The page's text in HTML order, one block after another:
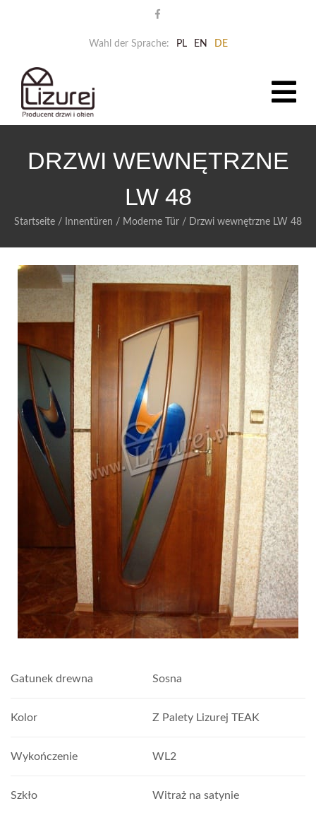
Wahl der Sprache: PL EN DE
DRZWI WEWNĘTRZNE
LW 48
Startseite / Innentüren / Moderne Tür / Drzwi wewnętrzne LW 48
Gatunek drewna Sosna
Kolor Z Palety Lizurej TEAK
Wykończenie WL2
Szkło Witraż na satynie